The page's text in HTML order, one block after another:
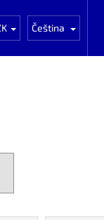
Auta k
Čeština